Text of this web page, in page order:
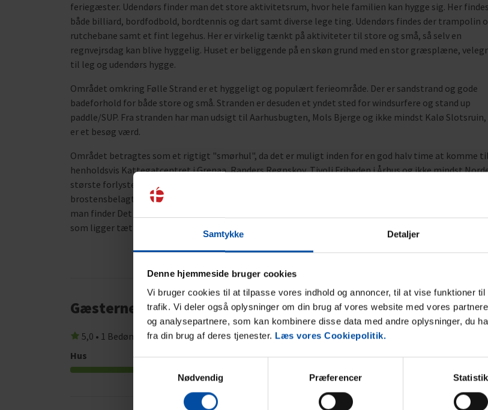
Samtykke Detaljer
Denne hjemmeside bruger cookies
Vi bruger cookies til at tilpasse vores indhold og annoncer, til at vise funktioner
trafik. Vi deler også oplysninger om din brug af vores website med vores
og analysepartnere, som kan kombinere disse data med andre oplysninger, du
fra din brug af deres tjenester. Læs vores Cookiepolitik.
Nødvendig
Præferencer Statistik
feriegæster. Udendørs finder man det store aktivitetsrum, hvor hele familien kan hygge sig. Her
både billiard, bordfodbold, bordtennis og dart samt diverse lege ting. Udendørs findes der trampolin
rutchebane samt et fint legehus. Her er virkelig tænkt på aktiviteter til store og små, så selv en
regnvejrsdag kan blive hyggelig. Huset er beliggende på en skøn grund med en stor græsplæne,
til leg og udendørs hygge.
Området omkring Følle Strand er et hyggeligt og populært ferieområde. Der er sandstrand og gode
badeforhold for både store og små. Stranden er desuden et yndet sted for windsurfere og stand up
paddle/SUP. Fra stranden har man udsigt til Aarhusbugten, Mols Bjerge og ikke mindst Kalø Slotsruin,
er et besøg værd.
Området betragtes som et rigtigt "smørhul", da det er muligt inden for en god halv time at komme til
henholdsvis Kattegatcentret i Grenaa, Randers Regnskov, Tivoli Friheden i Århus og ikke mindst
største forlystelsespark Djurs Sommerland. Et besøg i den gamle købstad Ebeltoft med de
brostensbelagte gader og hyggelige gamle skæve huse, må man ikke snyde sig selv for. Det er også her
man finder Det gamle Rådhus, hvor folk kommer fra nær og fjern for at blive gift. I handelsbyen Rønde,
som ligger tæt på Følle, finder man gode butikker, indkøb og spisesteder.
Gæsterne siger
5,0 • 1 Bedømmelser
Hus
Grund
Område